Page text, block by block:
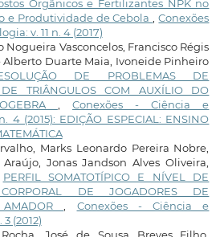
Orgânicos e Fertilizantes NPK no
e Produtividade de Cebola
,Conexões
v. 11 n. 4 (2017)
Nogueira Vasconcelos, Francisco Régis
Alberto Duarte Maia, Ivoneide Pinheiro
DE PROBLEMAS DE
DE TRIÂNGULOS COM AUXÍLIO DO
,Conexões - Ciência e
4 (2015): EDIÇÃO ESPECIAL: ENSINO
Marks Leonardo Pereira Nobre,
Jonas Jandson Alves Oliveira,
PERFIL SOMATOTÍPICO E NÍVEL DE
CORPORAL DE JOGADORES DE
AMADOR
Conexões - Ciência e
(2012)
José de Sousa Breves Filho,